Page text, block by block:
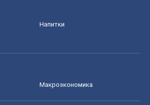
Напитки
Mакроэкономика